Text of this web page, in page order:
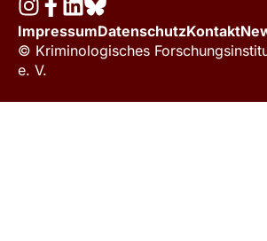
ImpressumDatenschutzKontakt
© Kriminologisches
e. V.